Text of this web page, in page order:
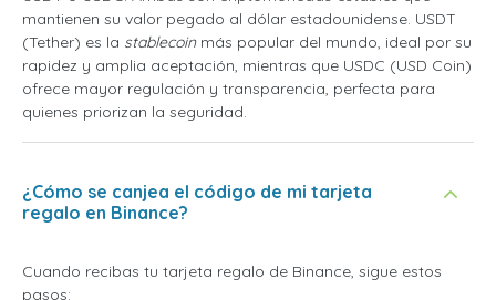
mantienen su valor pegado al dólar estadounidense. USDT
(Tether) es la stablecoinmás popular del mundo, ideal por su
rapidez y amplia aceptación, mientras que USDC (USD Coin)
ofrece mayor regulación y transparencia, perfecta para
quienes priorizan la seguridad.
¿Cómo se canjea el código de mi tarjeta
regalo en Binance?
Cuando recibas tu tarjeta regalo de Binance, sigue estos
pasos: